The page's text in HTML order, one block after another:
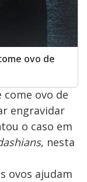
ovo de
come ovo de
engravidar
o caso em
, nesta
ovos ajudam